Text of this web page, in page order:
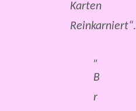
Karten
Reinkarniert“.
„
B
r